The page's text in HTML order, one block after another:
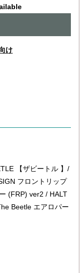
け
【ザビートル 】/
フロントリップ
(FRP) ver2 / HALT
Beetle エアロパー